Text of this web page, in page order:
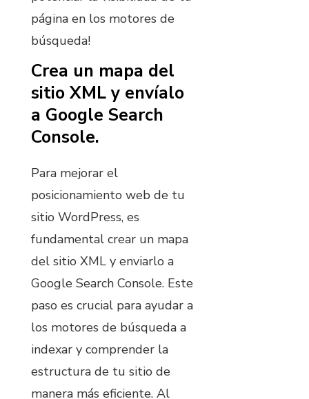
página en los motores de
búsqueda!
Crea un mapa del
sitio XML y envíalo
a Google Search
Console.
Para mejorar el
posicionamiento web de tu
sitio WordPress, es
fundamental crear un mapa
del sitio XML y enviarlo a
Google Search Console. Este
paso es crucial para ayudar a
los motores de búsqueda a
indexar y comprender la
estructura de tu sitio de
manera más eficiente. Al